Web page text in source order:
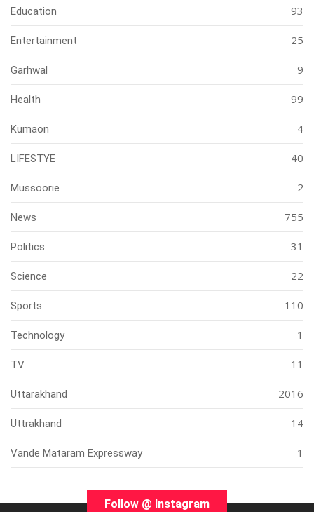
Education 93
Entertainment 25
Garhwal 9
Health 99
Kumaon 4
LIFESTYE 40
Mussoorie 2
News 755
Politics 31
Science 22
Sports 110
Technology 1
TV 11
Uttarakhand 2016
Uttrakhand 14
Vande Mataram Expressway 1
Follow @ Instagram